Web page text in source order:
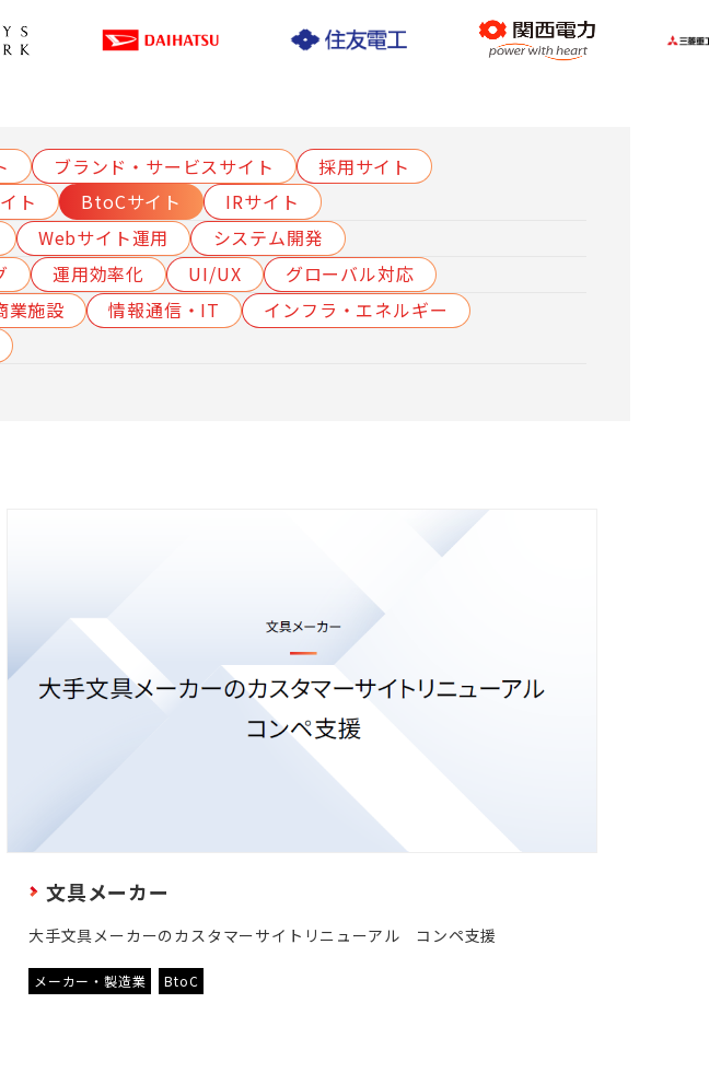
ブランド・サービスサイト
採⽤サイト
ト BtoCサイト
IRサイト
Webサイト運⽤
システム開発
運⽤効率化 UI/UX グローバル対応
業施設 情報通信・IT
インフラ・エネルギー
文具メーカー
大手文具メーカーのカスタマーサイトリニューアル コンペ支援
メーカー・製造業 BtoC